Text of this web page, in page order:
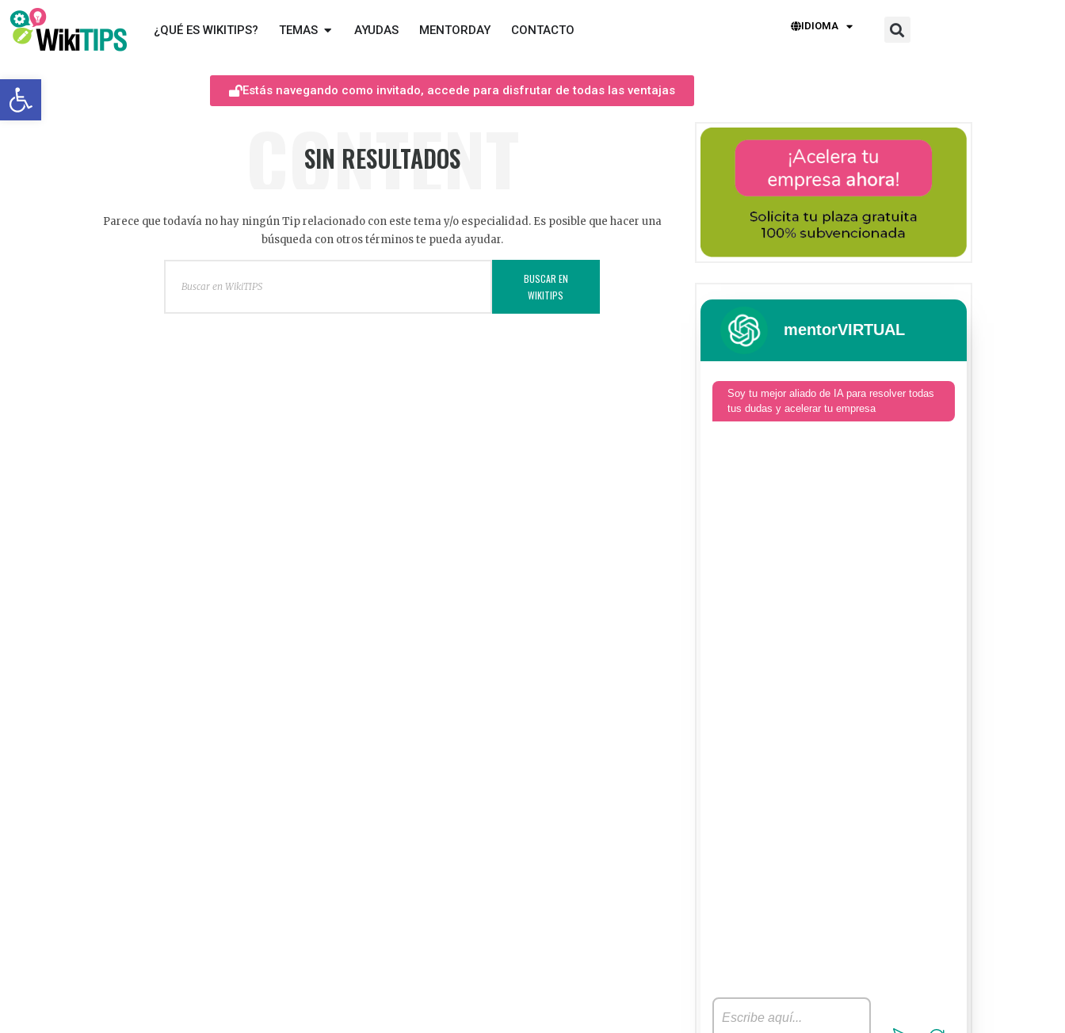
Abrir barra de herramientas
¿QUÉ ES WIKITIPS? TEMAS AYUDAS MENTORDAY CONTACTO IDIOMA
Estás navegando como invitado, accede para disfrutar de todas las ventajas
CONTENT
SIN RESULTADOS
Parece que todavía no hay ningún Tip relacionado con este tema y/o especialidad. Es posible que hacer una
búsqueda con otros términos te pueda ayudar.
BUSCAR EN
WIKITIPS
mentorVIRTUAL
Soy tu mejor aliado de IA para resolver todas
tus dudas y acelerar tu empresa